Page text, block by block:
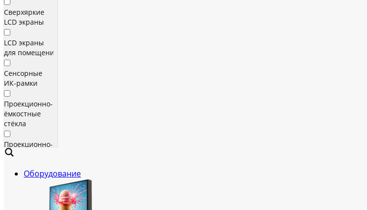
Сверхяркие
LCD экраны
LCD экраны
для помещений
Сенсорные
ИК‑рамки
Проекционно-
ёмкостные
стёкла
Проекционно-
ёмкостные
Оборудование